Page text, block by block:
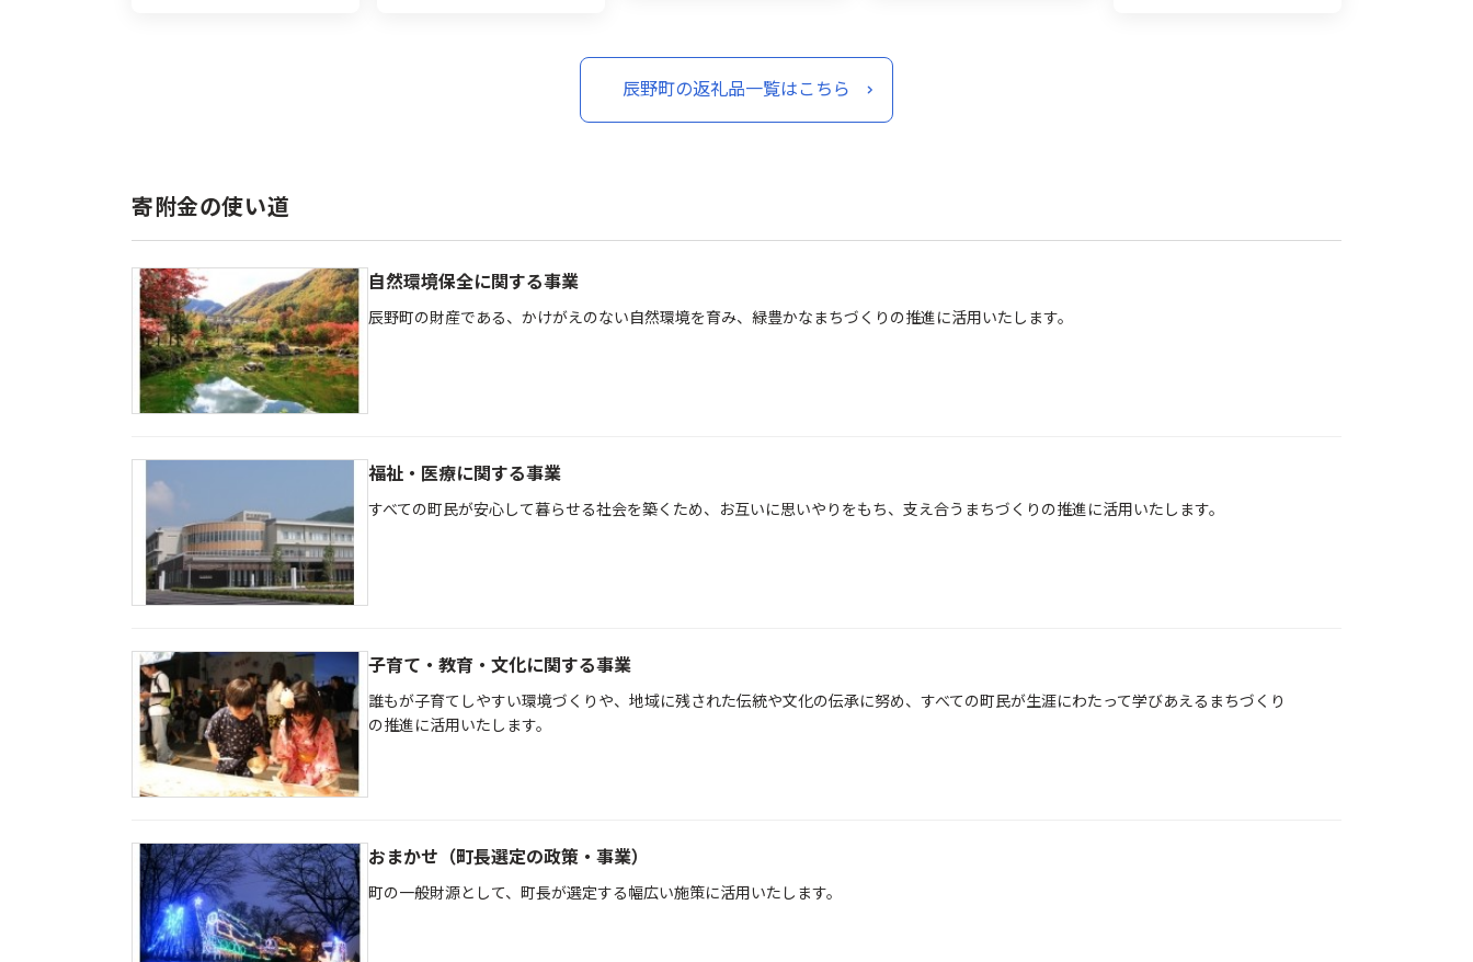
辰野町の返礼品一覧はこちら
寄附金の使い道
自然環境保全に関する事業
辰野町の財産である、かけがえのない自然環境を育み、緑豊かなまちづくりの推進に活用いたします。
福祉・医療に関する事業
すべての町民が安心して暮らせる社会を築くため、お互いに思いやりをもち、支え合うまちづくりの推進に活用いたします。
子育て・教育・文化に関する事業
誰もが子育てしやすい環境づくりや、地域に残された伝統や文化の伝承に努め、すべての町民が生涯にわたって学びあえるまちづくり
の推進に活用いたします。
おまかせ（町長選定の政策・事業）
町の一般財源として、町長が選定する幅広い施策に活用いたします。